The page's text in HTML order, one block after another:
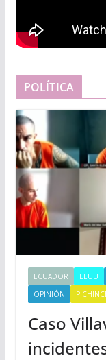
POLÍTICA
ECUADOR EEUU
OPINIÓN
Caso